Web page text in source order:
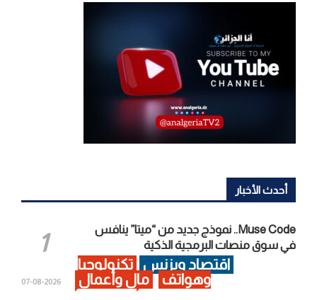
أحدث الأخبار
Muse Code.. نموذج جديد من “ميتا” ينافس
في سوق منصات البرمجية الذكية
اقتصاد وبزنس
تكنولوجيا
وهواتف
مال وأعمال 2026-08-07